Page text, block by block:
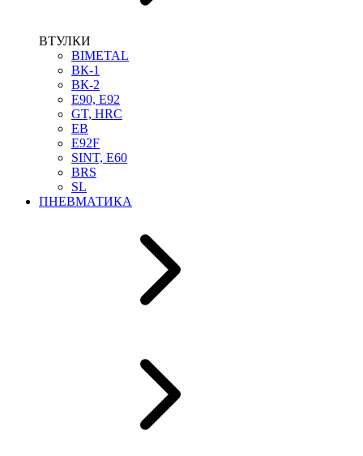
ВТУЛКИ
BIMETAL
ВК-1
ВК-2
Е90, E92
GT, HRC
EB
Е92F
SINT, E60
BRS
SL
ПНЕВМАТИКА